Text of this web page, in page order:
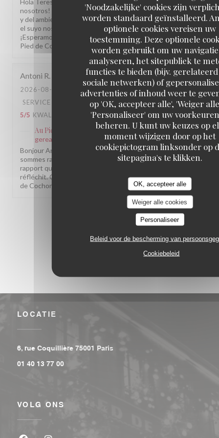
'Noodzakelijke' cookies zijn
worden standaard geïnstalleerd.
optionele cookies vereisen uw
toestemming. Deze optionele
worden gebruikt om uw
analyseren, het sitepubliek te
functies te bieden (bijv.
sociale netwerken) of
advertenties of inhoud weer te
op 'OK, accepteer alle', 'Weiger
'Personaliseer' om uw
beheren. U kunt uw keuzes op
moment wijzigen door op het
cookiepictogram linksonder op
sitepagina's te klikken.
OK, accepteer alle
Weiger alle cookies
Personaliseer
Beleid voor de bescherming van
Cookiebeleid
Hola Teresa, ¡Muchas gracias por compartir su visita con
nosotros! Nos alegra saber que disfrutó de nuestra cocina
y del ambiente de nuestro restaurante. Comentarios como
el suyo nos motivan a seguir cuidando cada detalle.
¡Esperamos volver a recibirle muy pronto! L'équipe du Au
Pied de Cochon
Antoni R
2026-08-05
- 20:30 - GASTEN 3
SERVICE
ATMOSFEER: 4/5 KEUKEN :
5/5 KWALITEIT / PRIJS: 3/5
Au Pied de Cochon
heeft op deze beoordeling
gereageerd
Bonjour Antoni, Merci pour ce retour sincère ! Nous
sommes ravis que la cuisine vous ait autant plu. Pour le
rapport qualité/prix, on entend votre remarque et on y
réfléchit. On espère vous revoir bientôt ! L'équipe Au Pied
de Cochon, Paris 1
LOCATIE
6, rue Coquillière 75001 Paris
01 40 13 77 00
VOLG ONS